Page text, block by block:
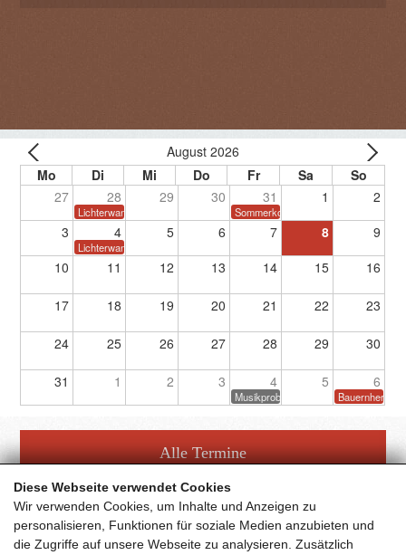
Diese Webseite verwendet Cookies
Wir verwenden Cookies, um Inhalte und Anzeigen zu
personalisieren, Funktionen für soziale Medien anzubieten und
die Zugriffe auf unsere Webseite zu analysieren. Zusätzlich
August 2026
27 28 29 30 31 1 2
Lichterwanderung Sommerkonzert
3 4 5 6 7 8 9
Lichterwanderung
10 11 12 13 14 15 16
17 18 19 20 21 22 23
24 25 26 27 28 29 30
31 1 2 3 4 5 6
Musikprobe
Alle Termine